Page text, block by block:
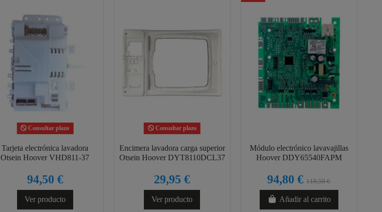
Consultar plazo
Tarjeta electrónica lavadora
Otsein Hoover VHD811-37
94,50 €
Ver producto
Consultar plazo
Encimera lavadora carga superior
Otsein Hoover DYT8110DCL37
29,95 €
Ver producto
Módulo electrónico lavavajillas
Hoover DDY65540FAPM
94,80 €118,50 €
Añadir al carrito